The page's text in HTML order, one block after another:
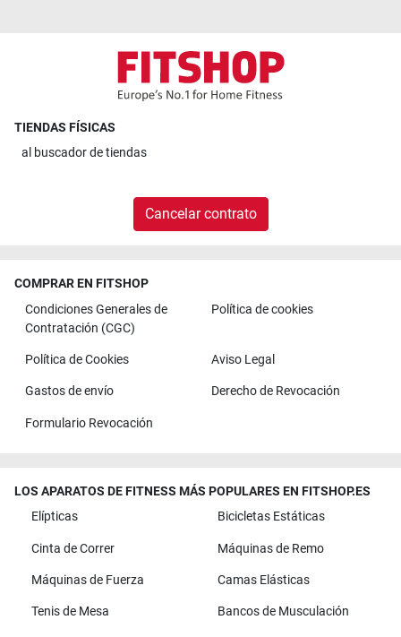
TIENDAS FÍSICAS
al buscador de tiendas
Cancelar contrato
COMPRAR EN FITSHOP
Condiciones Generales de
Contratación (CGC)
Política de cookies
Política de Cookies Aviso Legal
Gastos de envío Derecho de Revocación
Formulario Revocación
LOS APARATOS DE FITNESS MÁS POPULARES EN FITSHOP.ES
Elípticas
Bicicletas Estáticas
Cinta de Correr Máquinas de Remo
Máquinas de Fuerza Camas Elásticas
Tenis de Mesa Bancos de Musculación